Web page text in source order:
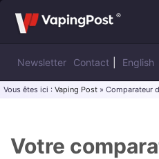
Newsletter Contact English
Vous êtes ici : Vaping Post » Comparateur
Votre